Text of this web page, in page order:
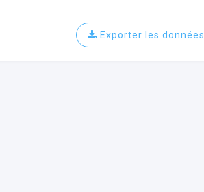
Exporter les données